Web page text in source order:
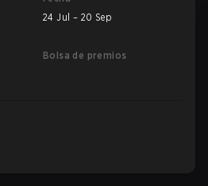
24 Jul – 20 Sep
Bolsa de premios